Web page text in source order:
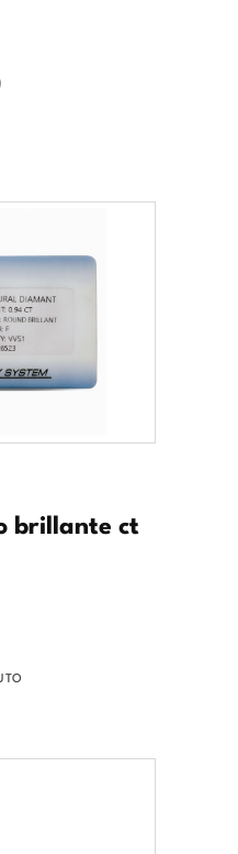
brillante ct